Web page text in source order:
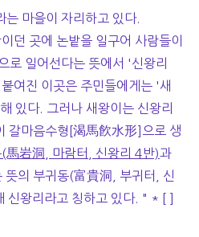
마을이 자리하고 있다.
던 곳에 논밭을 일구어 사람들이
로 일어선다는 뜻에서 '신왕리
여진 이곳은 주민들에게는 '새
있다. 그러나 새왕이는 신왕리
갈마음수형[渴馬飮水形]으로 생
(馬岩洞, 마람터, 신왕리 4반)과
뜻의 부귀동(富貴洞, 부귀터, 신
신왕리라고 칭하고 있다. " * [ ]